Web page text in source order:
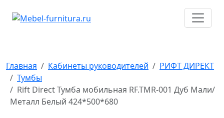
Главная Кабинеты руководителей
РИФТ ДИРЕКТ
Тумбы
Rift Direct Тумба мобильная RF.TMR-001 Дуб Мали/
Металл Белый 424*500*680